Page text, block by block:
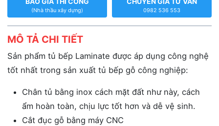
(Nhà thầu xây dựng) 0982 536 553
MÔ TẢ CHI TIẾT
Sản phẩm tủ bếp Laminate được áp dụng công nghệ
tốt nhất trong sản xuất tủ bếp gỗ công nghiệp:
Chân tủ bằng inox cách mặt đất như này, cách
ẩm hoàn toàn, chịu lực tốt hơn và dễ vệ sinh.
Cắt đục gỗ bằng máy CNC